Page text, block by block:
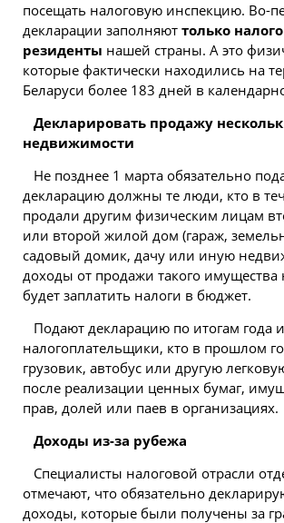
посещать налоговую инспекцию. Во-
декларации заполняют только
резиденты нашей страны. А это
которые фактически находились на
Беларуси более 183 дней в
Декларировать продажу
недвижимости
Не позднее 1 марта обязательно
декларацию должны те люди, кто в
продали другим физическим лицам
или второй жилой дом (гараж,
садовый домик, дачу или иную
доходы от продажи такого
будет заплатить налоги в бюджет.
Подают декларацию по итогам года
налогоплательщики, кто в прошлом
грузовик, автобус или другую
после реализации ценных бумаг,
прав, долей или паев в организациях.
Доходы из-за рубежа
Специалисты налоговой отрасли
отмечают, что обязательно
доходы, которые были получены за